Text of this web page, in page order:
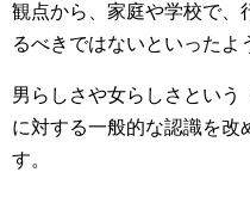
観点から、家庭や学校で、
るべきではないといったよ
男らしさや女らしさという
に対する一般的な認識を改
す。